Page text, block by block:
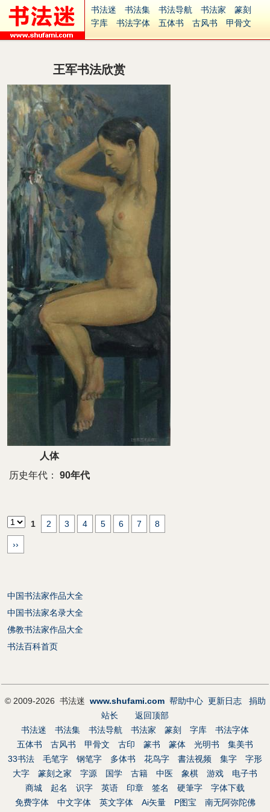
书法迷 书法集 书法导航 书法家
篆刻
字库
书法字体 五体书 古风书
甲骨文
集字
字形
古籍
中医
字体下载
Ai矢量
P图宝
安全网站
捐赠
王军书法欣赏
人体
历史年代：
90年代
1 2 3 4 5 6 7 8
››
中国书法家作品大全
中国书法家名录大全
佛教书法家作品大全
书法百科首页
© 2009-2026 书法迷 www.shufami.com 帮助中心 更新日志
捐助
站长
返回顶部
书法迷
书法集 书法导航 书法家 篆刻 字库
书法字体
五体书
古风书 甲骨文 古印 篆书 篆体 光明书
集美书
33书法
毛笔字 钢笔字 多体书 花鸟字 書法视频 集字
字形
大字
篆刻之家 字源 国学 古籍 中医 象棋 游戏
电子书
商城
起名 识字 英语 印章 签名 硬筆字
字体下载
免费字体
中文字体 英文字体 Ai矢量 P图宝 南无阿弥陀佛